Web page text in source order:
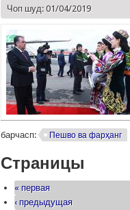
Чоп шуд: 01/04/2019
барчасп: Пешво ва фарҳанг
Страницы
« первая
‹ предыдущая